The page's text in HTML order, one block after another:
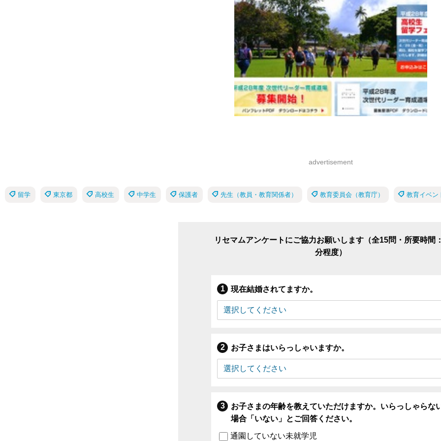
advertisement
留学 東京都 高校生 中学生 保護者 先生（教員・教育関係者） 教育委員会（教育庁） 教育イベン
リセマムアンケートにご協力お願いします（全15問・所要時間
分程度）
現在結婚されてますか。
お子さまはいらっしゃいますか。
お子さまの年齢を教えていただけますか。いらっしゃらな
場合「いない」とご回答ください。
通園していない未就学児